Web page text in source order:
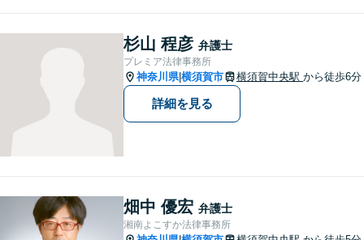
杉山 程彦 弁護士
プレミア法律事務所
神奈川県|横須賀市 横須賀中央駅 から徒歩6分
詳細を見る
畑中 優宏 弁護士
湘南よこすか法律事務所